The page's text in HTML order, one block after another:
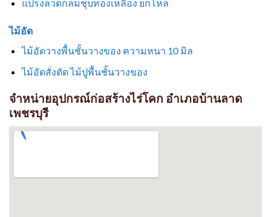
แปรงลวดกลมชุบทองเหลือง ยกโหล
ไม้อัด
ไม้อัดวางพื้นชั้นวางของ ความหนา 10 มิล
ไม้อัดสั่งตัด ไม้ปูพื้นชั้นวางของ
จำหน่ายอุปกรณ์ก่อสร้างไร่โคก อำเภอบ้านลาด
เพชรบุรี